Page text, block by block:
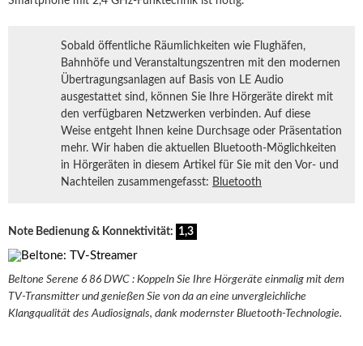
Sobald öffentliche Räumlichkeiten wie Flughäfen,
Bahnhöfe und Veranstaltungszentren mit den modernen
Übertragungsanlagen auf Basis von LE Audio
ausgestattet sind, können Sie Ihre Hörgeräte direkt mit
den verfügbaren Netzwerken verbinden. Auf diese
Weise entgeht Ihnen keine Durchsage oder Präsentation
mehr. Wir haben die aktuellen Bluetooth-Möglichkeiten
in Hörgeräten in diesem Artikel für Sie mit den Vor- und
Nachteilen zusammengefasst: Bluetooth
Note Bedienung & Konnektivität: 1,3
Beltone Serene 6 86 DWC : Koppeln Sie Ihre Hörgeräte einmalig mit dem
TV-Transmitter und genießen Sie von da an eine unvergleichliche
Klangqualität des Audiosignals, dank modernster Bluetooth-Technologie.